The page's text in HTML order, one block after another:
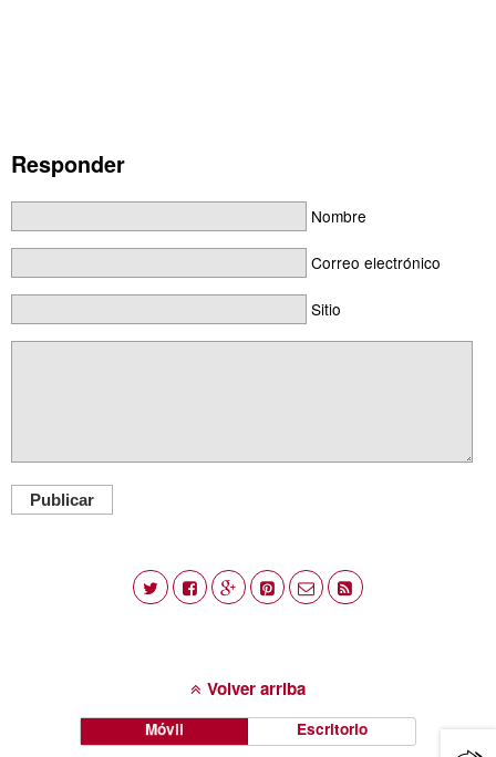
Responder
Nombre
Correo electrónico
Sitio
Publicar
Volver arriba
Móvil Escritorio